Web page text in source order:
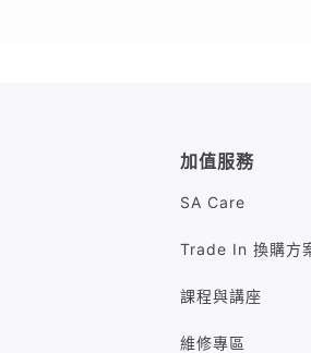
加值服務
SA Care
Trade In 換購方
課程與講座
維修專區